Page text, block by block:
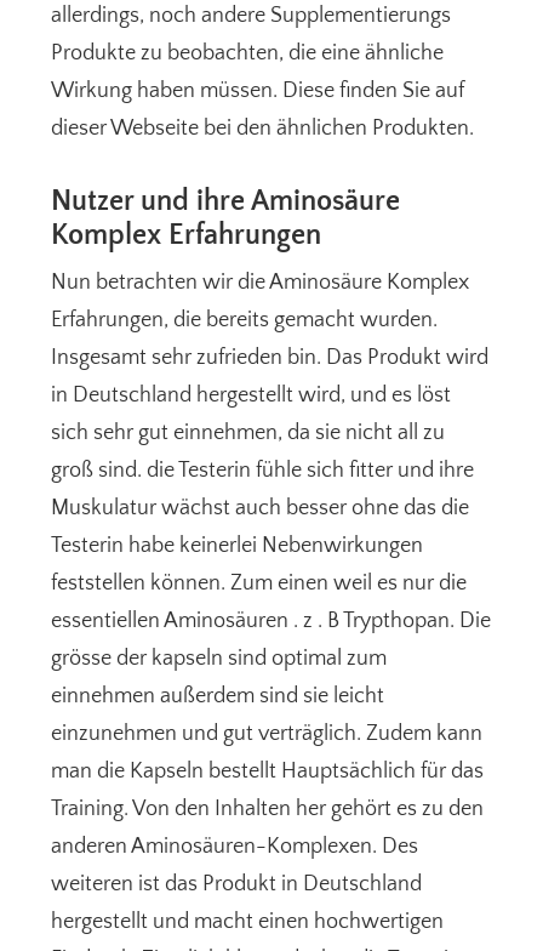
allerdings, noch andere Supplementierungs
Produkte zu beobachten, die eine ähnliche
Wirkung haben müssen. Diese finden Sie auf
dieser Webseite bei den ähnlichen Produkten.
Nutzer und ihre Aminosäure
Komplex Erfahrungen
Nun betrachten wir die Aminosäure Komplex
Erfahrungen, die bereits gemacht wurden.
Insgesamt sehr zufrieden bin. Das Produkt wird
in Deutschland hergestellt wird, und es löst
sich sehr gut einnehmen, da sie nicht all zu
groß sind. die Testerin fühle sich fitter und ihre
Muskulatur wächst auch besser ohne das die
Testerin habe keinerlei Nebenwirkungen
feststellen können. Zum einen weil es nur die
essentiellen Aminosäuren . z . B Trypthopan. Die
grösse der kapseln sind optimal zum
einnehmen außerdem sind sie leicht
einzunehmen und gut verträglich. Zudem kann
man die Kapseln bestellt Hauptsächlich für das
Training. Von den Inhalten her gehört es zu den
anderen Aminosäuren-Komplexen. Des
weiteren ist das Produkt in Deutschland
hergestellt und macht einen hochwertigen